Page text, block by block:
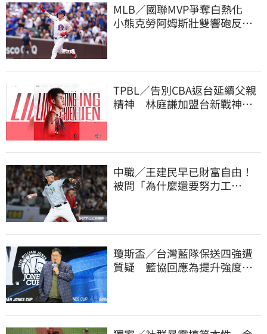
MLB／國聯MVP爭奪白熱化
小熊克勞阿姆斯壯雙響砲反超
TPBL／告別CBA返台延續父親
精神 林庭謙加盟台新戰神！
中職／王建民早已財富自由！
被問「為什麼還要努力工
瓊斯盃／台灣藍隊保送四強遭
質疑 籃協回應為提升強度！